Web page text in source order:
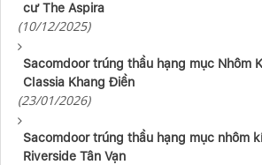
cư The Aspira
(10/12/2025)
Sacomdoor trúng thầu hạng mục Nhôm
Classia Khang Điền
(23/01/2026)
Sacomdoor trúng thầu hạng mục nhôm
Riverside Tân Vạn